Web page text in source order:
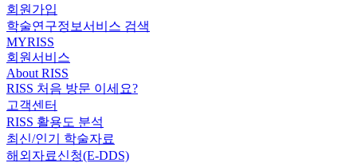
회원가입
학술연구정보서비스 검색
MYRISS
회원서비스
About RISS
RISS 처음 방문 이세요?
고객센터
RISS 활용도 분석
최신/인기 학술자료
해외자료신청(E-DDS)